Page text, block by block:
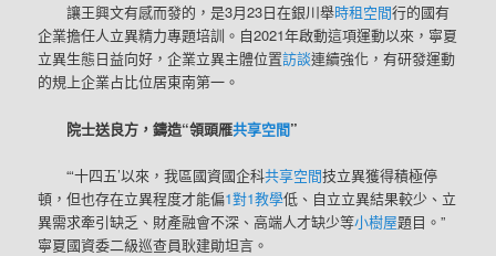
讓王興文有感而發的，是3月23日在銀川舉時租空間行的國有
企業擔任人立異精力專題培訓。自2021年啟動這項運動以來，寧夏
立異生態日益向好，企業立異主體位置訪談連續強化，有研發運動
的規上企業占比位居東南第一。
院士送良方，鑄造“領頭雁共享空間”
“‘十四五’以來，我區國資國企科共享空間技立異獲得積極停
頓，但也存在立異程度才能偏1對1教學低、自立立異結果較少、立
異需求牽引缺乏、財產融會不深、高端人才缺少等小樹屋題目。”
寧夏國資委二級巡查員耿建勛坦言。